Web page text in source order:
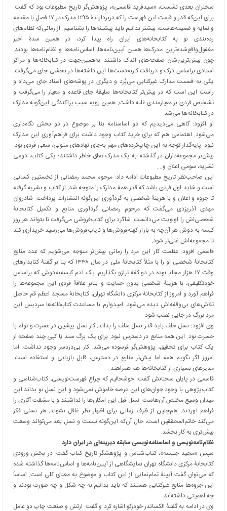
سخنران بعدی نشست، «سیدفرید قاسمی»، پژوهش‌گر تاریخ مطبوعات بود که گفت:
برای این‌که قدر و قیمت این فهرست را که دربردارندۀ ۱۲۹۵ مدرک در ۱۷ فصل با مقدمه
و نمایه و ضمیمه‌هاست، بیشتر بدانیم باید پیشینه‌ها را بشناسیم. از زمانی‌که نظام‌های
رده‌بندی نو به کتابخانه‌های ایران راه پیدا کرد، در همین سدۀ اخیر
مغفول‌واقع‌شده‌ترین مدرک‌ها همین آیین‌نامه‌ها، اساس‌نامه‌ها و نظام‌نامه‌ها بودند.
چون بیش‌ترین‌شان صفحه‌های اندک داشتند. به‌همین‌جهت در کتابخانه‌ها و مراکز
اسنادی براساس درک و دریافت کاربه‌دست‌ها این داشته‌ها در بخشی جای می‌گرفت.
یکی به قسمت مدارک غیرکتابی می‌بُرد و دیگری در پوشه‌های اسناد جای می‌داد و
راست این است که در بیش‌تر کتابخانه‌ها سلیقۀ جای قاعده و معیار را می‌گرفت و
تشخیص فردی بر معیارمندی غلبه داشت. همین رویه سبب پراکندگی این‌گونه مدارک
در کتابخانه‌ها می‌شد.
او افزود: گاهی می‌دیدیم که دو اساسنامه بنا بر موضوع در دو بخش نگاه‌داری
می‌شود. اهتمامی هم که برای خرید کتاب وجود داشت برای فراهم‌آوری این مدارک
نبود. پایه‌گذار توجه به این چاپ‌کرده‌های مهم به‌جای نهادهای متولی، سعی فردی بود.
بیش‌تر مجموعه‌داران در گذشته به یک مدرک تعلق خاطر داشتند؛ یکی کتاب، دومی
نشریه، سومی اعلان و….
این صاحب‌نظر تاریخ مطبوعات ادامه داد: مرحوم محمد رمضانی از نخستین کسانی
است و شاید اول فردی باشد که قدر همۀ مدارک را متوجه شد. از کتاب و نشریه گرفته
تا جزوه و اعلان و با هزینۀ شخصی به گردآوری این‌گونه انتشارات پرداخت. شادروان
مهدی آذریزدی می‌گفت که مرحوم رمضانی گردآوری منابع و تکمیل کتابخانۀ
شخصی‌اش را اولویت می‌دانست. شاگرد برای کتاب‌فروشی می‌گرفت تا بتواند هر روز
کیسه به دوش هر آن‌چه به بازار کهنه‌فروش‌ها و نایاب‌فروش‌ها می‌رسید خریداری کند
تا مجموعه‌اش غنی‌تر شود.
قاسمی افزود: عظمت کار این مرد را زمانی بیش‌تر متوجه می‌شویم که عدد منابع
کتابخانۀ شخصی او را با مثلاً کتابخانۀ ملی در سال ۱۳۳۸ که بنا بر گفتۀ کتابدارهای
وقت ۱۷ هزار مجلد بوده در دو کفۀ ترازو بگذاریم. یک آدم کیسه‌به‌دوش که براساس
خودتکلیفی، با هزینۀ شخصی بدون حمایت و بنابر علاقۀ فردی این مجموعه‌ها را
فراهم آورد و امروز از کتابخانۀ مرکزی دانشگاه تهران، کتابخانۀ مسجد اعظم قم حاصل
تلاش‌های بی‌وقفه‌اش دیده می‌شود. امیدوارم با مساعدت کتابخانه‌ها سردیس این
مرد بزرگ در جایی نصب شود.
وی افزود: نسل خلف باید قدر نسل سلف را بداند. کار نسل پیشین در عسرت و توأم با
حسرت بود. این همه منابع در دسترس نبود. برای یک برگ سند یا کپی چند صفحه از
یک کتاب برای تحقیق، پژوهش‌گر فرسوده می‌شد. کار بی‌دردسر وجود نداشت. اما
امروز اگر نگویم همه اما بیش‌تر منابع در دسترس، قابل بازیابی و استفاده است.
مدیرهای بسیاری از کتابخانه‌ها هم همراهند.
قاسمی در پایان سخنانش گفت: خوشحالیم که چراغ فهرست‌نویسی، کتاب‌شناسی و
کتاب‌پژوهی با وجود جوان‌های این عرصه خاموش نمی‌شود و این نسل نو بداند این
میدان وسیع مختص آن‌هاست. نسل قبل این امکان‌ها را نداشتند و با مشقت آثاری را
فراهم آوردند. هم‌چنین از ظرف زمانی برای اظهار نظر غافل نشوند. هر نسلی فکر
می‌کند خاتم‌المحققین است، حال آن‌که این‌گونه نیست و نسل بعد می‌تواند وسعت
بیش‌تری به کار بخشد.
نظام‌نامه‌نویسی و اساسنامه‌نویسی سابقه دیرینه‌ای در ایران دارد
سپس «مجید جلیسه»، کتاب‌شناس و پژوهشگر تاریخ کتاب گفت: در بخش ورودی
کتابخانۀ مرکزی دانشگاه تهران نمایشگاهی از آیین‌نامه‌ها و اساس‌نامه‌ها گذاشته شده
که می‌توان گفت آیینۀ تمام‌نمایی از این کتاب و موضوع به معنای کلی است. اساساً
این جزوه‌ها منابع غیرکتابی هستند که باید بدانیم به چه شکل و چه صورت بودند و
چه اهمیتی داشته‌اند.
وی در ادامه به گفتۀ الکساندر خودزکو اشاره کرد و گفت: ارتش و صنعت چاپ دو عامل